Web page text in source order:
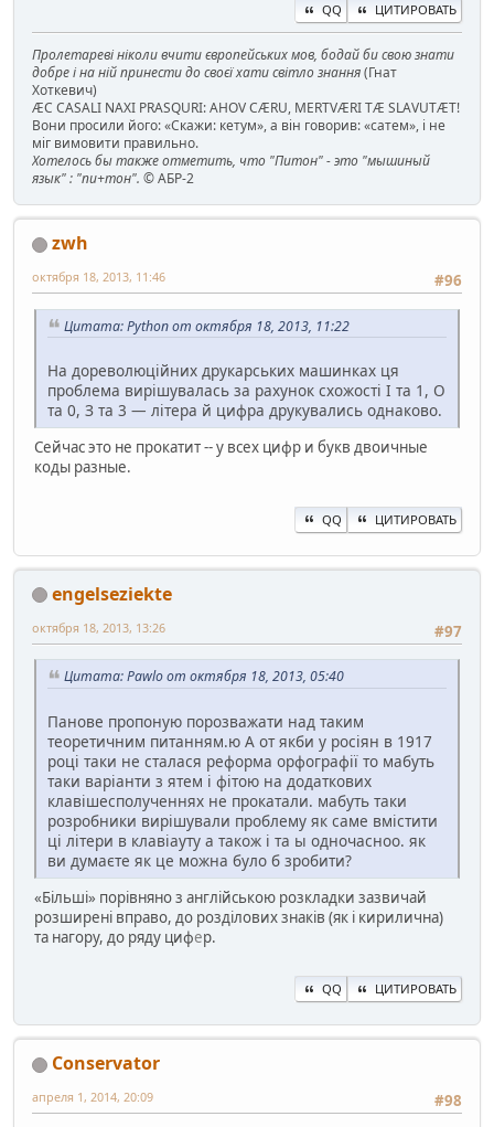
QQ ЦИТИРОВАТЬ
Пролетареві ніколи вчити європейських мов, бодай би свою знати
добре і на ній принести до своєї хати світло знання(Гнат
Хоткевич)
ÆC CASALI NAXI PRASQURI: AHOV CÆRU, MERTVÆRI TÆ SLAVUTÆT!
Вони просили його: «Скажи: кетум», а він говорив: «сатем», і не
міг вимовити правильно.
Хотелось бы также отметить, что "Питон" - это "мышиный
язык" : "пи+тон". © АБР-2
zwh
#96
октября 18, 2013, 11:46
Цитата: Python от октября 18, 2013, 11:22
На дореволюційних друкарських машинках ця
проблема вирішувалась за рахунок схожості І та 1, О
та 0, З та 3 — літера й цифра друкувались однаково.
Сейчас это не прокатит -- у всех цифр и букв двоичные
коды разные.
QQ ЦИТИРОВАТЬ
engelseziekte
#97
октября 18, 2013, 13:26
Цитата: Pawlo от октября 18, 2013, 05:40
Панове пропоную порозважати над таким
теоретичним питанням.ю А от якби у росіян в 1917
році таки не сталася реформа орфографії то мабуть
таки варіанти з ятем і фітою на додаткових
клавішесполученнях не прокатали. мабуть таки
розробники вирішували проблему як саме вмістити
ці літери в клавіауту а також і та ы одночасноо. як
ви думаєте як це можна було б зробити?
«Більші» порівняно з англійською розкладки зазвичай
розширені вправо, до розділових знаків (як і кирилична)
та нагору, до ряду цифер.
QQ ЦИТИРОВАТЬ
Conservator
#98
апреля 1, 2014, 20:09